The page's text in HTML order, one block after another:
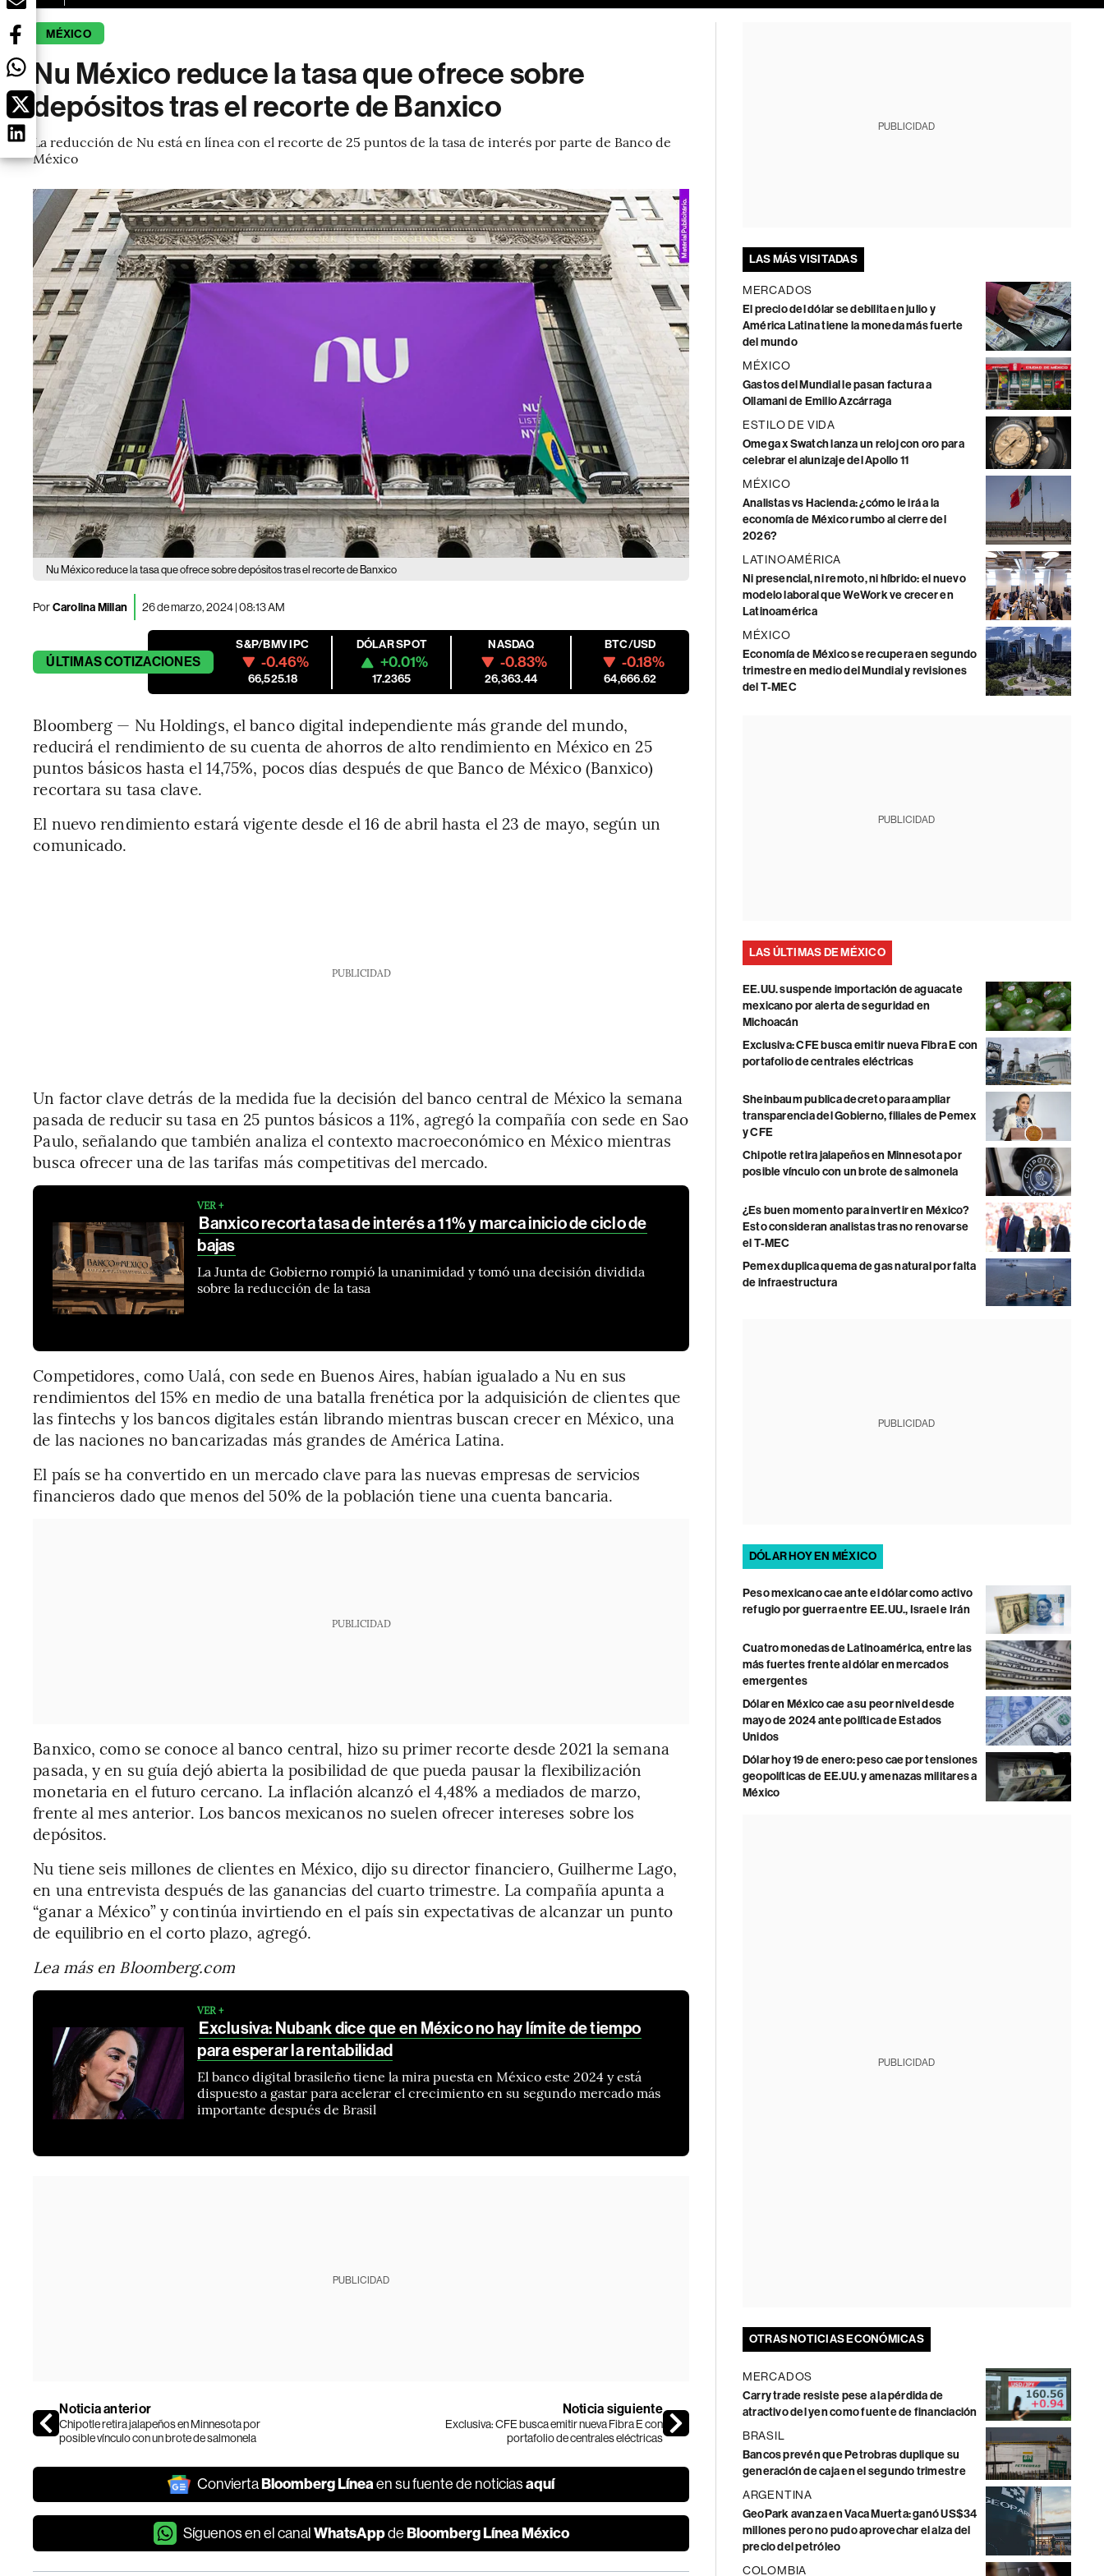
MÉXICO
Nu México reduce la tasa que ofrece sobre
depósitos tras el recorte de Banxico
La reducción de Nu está en línea con el recorte de 25 puntos de la tasa de interés por parte de Banco de
México
Nu México reduce la tasa que ofrece sobre depósitos tras el recorte de Banxico
PorCarolina Millan 26 de marzo, 2024 | 08:13 AM
ÚLTIMASCOTIZACIONES
S&P/BMV IPC
-0.46%
66,525.18
DÓLAR SPOT
+0.01%
17.2365
NASDAQ
-0.83%
26,363.44
BTC/USD
-0.18%
64,666.62
Bloomberg — Nu Holdings, el banco digital independiente más grande del mundo,
reducirá el rendimiento de su cuenta de ahorros de alto rendimiento en México en 25
puntos básicos hasta el 14,75%, pocos días después de que Banco de México (Banxico)
recortara su tasa clave.
El nuevo rendimiento estará vigente desde el 16 de abril hasta el 23 de mayo, según un
comunicado.
PUBLICIDAD
Un factor clave detrás de la medida fue la decisión del banco central de México la semana
pasada de reducir su tasa en 25 puntos básicos a 11%, agregó la compañía con sede en Sao
Paulo, señalando que también analiza el contexto macroeconómico en México mientras
busca ofrecer una de las tarifas más competitivas del mercado.
VER +
Banxico recorta tasa de interés a 11% y marca inicio de ciclo de
bajas
La Junta de Gobierno rompió la unanimidad y tomó una decisión dividida
sobre la reducción de la tasa
Competidores, como Ualá, con sede en Buenos Aires, habían igualado a Nu en sus
rendimientos del 15% en medio de una batalla frenética por la adquisición de clientes que
las fintechs y los bancos digitales están librando mientras buscan crecer en México, una
de las naciones no bancarizadas más grandes de América Latina.
El país se ha convertido en un mercado clave para las nuevas empresas de servicios
financieros dado que menos del 50% de la población tiene una cuenta bancaria.
PUBLICIDAD
Banxico, como se conoce al banco central, hizo su primer recorte desde 2021 la semana
pasada, y en su guía dejó abierta la posibilidad de que pueda pausar la flexibilización
monetaria en el futuro cercano. La inflación alcanzó el 4,48% a mediados de marzo,
frente al mes anterior. Los bancos mexicanos no suelen ofrecer intereses sobre los
depósitos.
Nu tiene seis millones de clientes en México, dijo su director financiero, Guilherme Lago,
en una entrevista después de las ganancias del cuarto trimestre. La compañía apunta a
“ganar a México” y continúa invirtiendo en el país sin expectativas de alcanzar un punto
de equilibrio en el corto plazo, agregó.
Lea más en Bloomberg.com
VER +
Exclusiva: Nubank dice que en México no hay límite de tiempo
para esperar la rentabilidad
El banco digital brasileño tiene la mira puesta en México este 2024 y está
dispuesto a gastar para acelerar el crecimiento en su segundo mercado más
importante después de Brasil
PUBLICIDAD
Noticia anterior
Chipotle retira jalapeños en Minnesota por
posible vínculo con un brote de salmonela
Noticia siguiente
Exclusiva: CFE busca emitir nueva Fibra E con
portafolio de centrales eléctricas
ConviertaBloomberg Líneaen su fuente de noticiasaquí
Síguenos en el canal WhatsAppde Bloomberg Línea México
PUBLICIDAD
LAS MÁS VISITADAS
MERCADOS
El precio del dólar se debilita en julio y
América Latina tiene la moneda más fuerte
del mundo
MÉXICO
Gastos del Mundial le pasan factura a
Ollamani de Emilio Azcárraga
ESTILO DE VIDA
Omega x Swatch lanza un reloj con oro para
celebrar el alunizaje del Apollo 11
MÉXICO
Analistas vs Hacienda: ¿cómo le irá a la
economía de México rumbo al cierre del
2026?
LATINOAMÉRICA
Ni presencial, ni remoto, ni híbrido: el nuevo
modelo laboral que WeWork ve crecer en
Latinoamérica
MÉXICO
Economía de México se recupera en segundo
trimestre en medio del Mundial y revisiones
del T-MEC
PUBLICIDAD
LAS ÚLTIMAS DE MÉXICO
EE.UU. suspende importación de aguacate
mexicano por alerta de seguridad en
Michoacán
Exclusiva: CFE busca emitir nueva Fibra E con
portafolio de centrales eléctricas
Sheinbaum publica decreto para ampliar
transparencia del Gobierno, filiales de Pemex
y CFE
Chipotle retira jalapeños en Minnesota por
posible vínculo con un brote de salmonela
¿Es buen momento para invertir en México?
Esto consideran analistas tras no renovarse
el T-MEC
Pemex duplica quema de gas natural por falta
de infraestructura
PUBLICIDAD
DÓLAR HOY EN MÉXICO
Peso mexicano cae ante el dólar como activo
refugio por guerra entre EE.UU., Israel e Irán
Cuatro monedas de Latinoamérica, entre las
más fuertes frente al dólar en mercados
emergentes
Dólar en México cae a su peor nivel desde
mayo de 2024 ante política de Estados
Unidos
Dólar hoy 19 de enero: peso cae por tensiones
geopolíticas de EE.UU. y amenazas militares a
México
PUBLICIDAD
OTRAS NOTICIAS ECONÓMICAS
MERCADOS
Carry trade resiste pese a la pérdida de
atractivo del yen como fuente de financiación
BRASIL
Bancos prevén que Petrobras duplique su
generación de caja en el segundo trimestre
ARGENTINA
GeoPark avanza en Vaca Muerta: ganó US$34
millones pero no pudo aprovechar el alza del
precio del petróleo
COLOMBIA